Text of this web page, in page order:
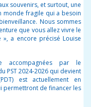
souvenirs, et surtout, une
monde fragile qui a besoin
Nous sommes
que vous allez vivre le
a encore précisé Louise
accompagnées par le
PST 2024-2026 qui devient
est actuellement en
permettront de financer les